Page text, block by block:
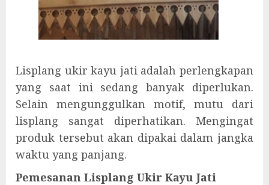
Lisplang ukir kayu jati adalah perlengkapan
yang saat ini sedang banyak diperlukan.
Selain mengunggulkan motif, mutu dari
lisplang sangat diperhatikan. Mengingat
produk tersebut akan dipakai dalam jangka
waktu yang panjang.
Pemesanan Lisplang Ukir Kayu Jati